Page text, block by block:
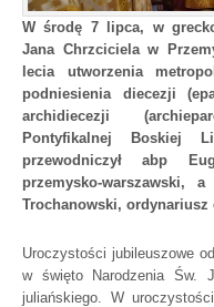
W środę 7 lipca, w
Jana Chrzciciela w
lecia utworzenia
podniesienia diecezji
archidiecezji
Pontyfikalnej Boskiej
przewodniczył abp
przemysko-warszawski,
Trochanowski,
Uroczystości jubileuszowe
w święto Narodzenia Św.
juliańskiego. W